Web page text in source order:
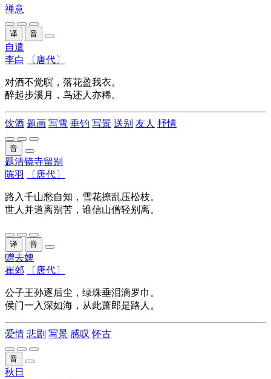
禅意
译 音
自遣
李白
〔唐代〕
对酒不觉暝，落花盈我衣。
醉起步溪月，鸟还人亦稀。
饮酒 题画 写雪 垂钓 写景 送别 友人 抒情
音
题清镜寺留别
陈羽
〔唐代〕
路入千山愁自知，雪花撩乱压松枝。
世人并道离别苦，谁信山僧轻别离。
译 音
赠去婢
崔郊
〔唐代〕
公子王孙逐后尘 ， 绿珠垂泪滴罗巾 。
侯门一入深如海，从此萧郎是路人。
爱情 悲剧 写景 感叹 怀古
音
秋日